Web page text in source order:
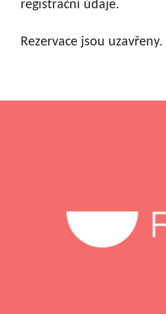
registrační údaje.
Rezervace jsou uzavřeny.